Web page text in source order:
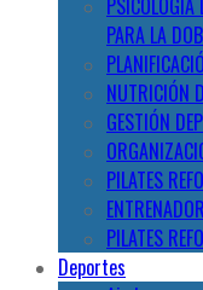
PSICOLOGÍA
PARA LA
NUTRICIÓN
GESTIÓN
PILATES
PILATES
Deportes